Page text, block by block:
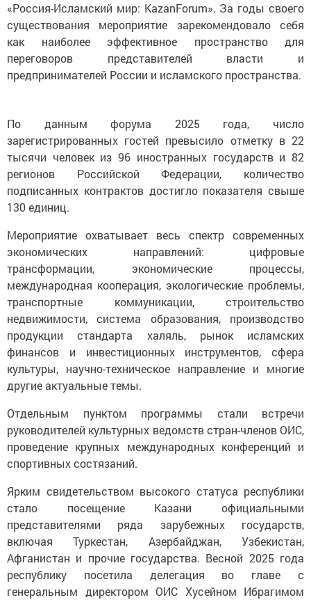
«Россия-Исламский мир: KazanForum». За годы своего
существования мероприятие зарекомендовало себя
как наиболее эффективное пространство для
переговоров представителей власти и
предпринимателей России и исламского пространства.
По данным форума 2025 года, число
зарегистрированных гостей превысило отметку в 22
тысячи человек из 96 иностранных государств и 82
регионов Российской Федерации, количество
подписанных контрактов достигло показателя свыше
130 единиц.
Мероприятие охватывает весь спектр современных
экономических направлений: цифровые
трансформации, экономические процессы,
международная кооперация, экологические проблемы,
транспортные коммуникации, строительство
недвижимости, система образования, производство
продукции стандарта халяль, рынок исламских
финансов и инвестиционных инструментов, сфера
культуры, научно-техническое направление и многие
другие актуальные темы.
Отдельным пунктом программы стали встречи
руководителей культурных ведомств стран-членов ОИС,
проведение крупных международных конференций и
спортивных состязаний.
Ярким свидетельством высокого статуса республики
стало посещение Казани официальными
представителями ряда зарубежных государств,
включая Туркестан, Азербайджан, Узбекистан,
Афганистан и прочие государства. Весной 2025 года
республику посетила делегация во главе с
генеральным директором ОИС Хусейном Ибрагимом